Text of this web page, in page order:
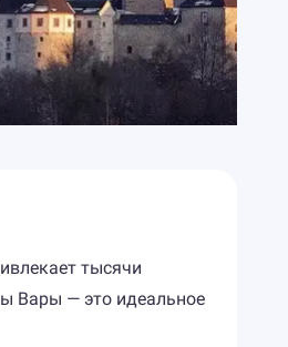
тысячи
Вары — это идеальное